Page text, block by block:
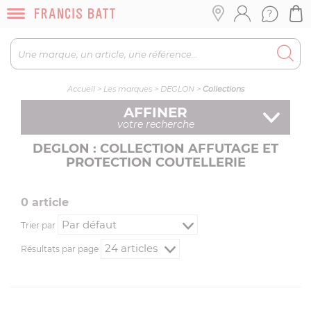
Accueil> Les marques> DEGLON> Collections
AFFINER
votre recherche
DEGLON : COLLECTION AFFUTAGE ET
PROTECTION COUTELLERIE
0 article
Trier par
Résultats par page